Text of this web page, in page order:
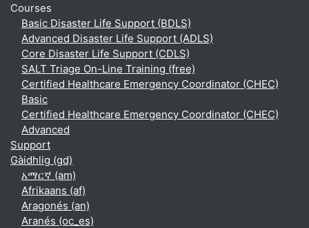
Courses
Basic Disaster Life Support (BDLS)
Advanced Disaster Life Support (ADLS)
Core Disaster Life Support (CDLS)
SALT Triage On-Line Training (free)
Certified Healthcare Emergency Coordinator (CHEC)
Basic
Certified Healthcare Emergency Coordinator (CHEC)
Advanced
Support
Gàidhlig ‎(gd)‎
አማርኛ ‎(am)‎
Afrikaans ‎(af)‎
Aragonés ‎(an)‎
Aranés ‎(oc_es)‎